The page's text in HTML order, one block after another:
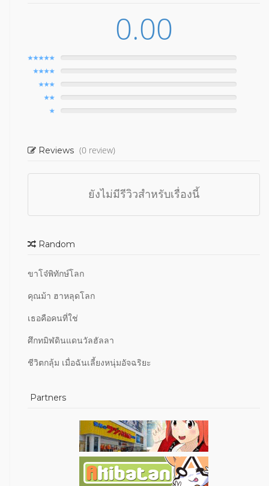
0.00
Reviews (0 review)
ยังไม่มีรีวิวสำหรับเรื่องนี้
Random
ขาโจ๋พิทักษ์โลก
คุณม้า ฮาหลุดโลก
เธอคือคนที่ใช่
ศึกทมิฬดินแดนวัลฮัลลา
ชีวิตกลุ้ม เมื่อฉันเลี้ยงหนุ่มอัจฉริยะ
Partners